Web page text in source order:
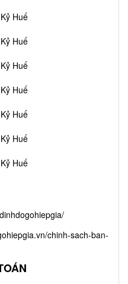
chinh-sach-ban-